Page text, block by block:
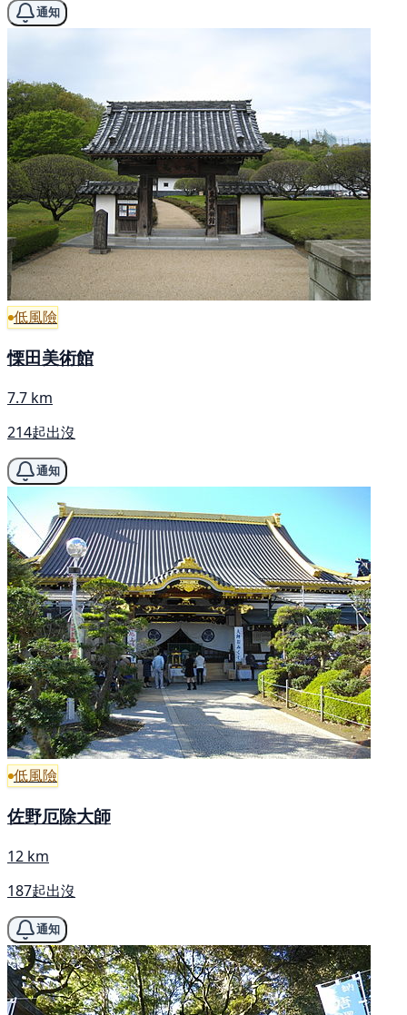
通知
低風險
慄田美術館
7.7 km
214起出沒
通知
低風險
佐野厄除大師
12 km
187起出沒
通知